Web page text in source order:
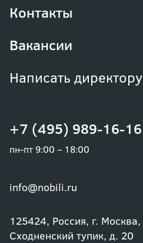
+7 (495) 989-16-16
пн-пт 9:00 – 18:00
info@nobili.ru
125424, Россия, г. Москва,
Сходненский тупик, д. 20
Контакты
Вакансии
Написать директору